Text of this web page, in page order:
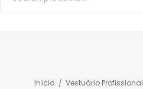
Início Vestuário Profissional